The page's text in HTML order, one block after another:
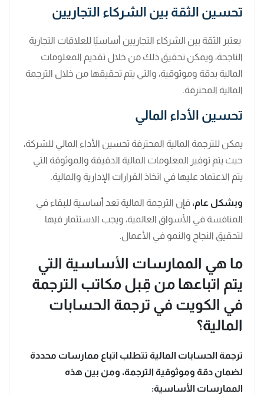
تحسين الثقة بين الشركاء التجاريين
يعتبر الثقة بين الشركاء التجاريين أساسيًا للعلاقات التجارية
الناجحة، ويمكن تحقيق ذلك من خلال تقديم المعلومات
المالية بدقة وموثوقية، والتي يتم تحقيقها من خلال الترجمة
المالية المحترفة.
تحسين الأداء المالي
يمكن للترجمة المالية المحترفة تحسين الأداء المالي للشركة،
حيث يتم توفير المعلومات المالية الدقيقة والموثوقة التي
يتم الاعتماد عليها في اتخاذ القرارات الإدارية والمالية.
وبشكل عام، فإن الترجمة المالية تعد أساسية للبقاء في
المنافسة في الأسواق العالمية، ويجب الاستثمار فيها
لتحقيق النجاح والنمو في الأعمال.
ما هي الممارسات الأساسية التي
يتم اتباعها من قِبل مكاتب الترجمة
في الكويت في ترجمة الحسابات
المالية؟
ترجمة الحسابات المالية تتطلب اتباع ممارسات محددة
لضمان دقة وموثوقية الترجمة، ومن بين هذه
الممارسات الأساسية: